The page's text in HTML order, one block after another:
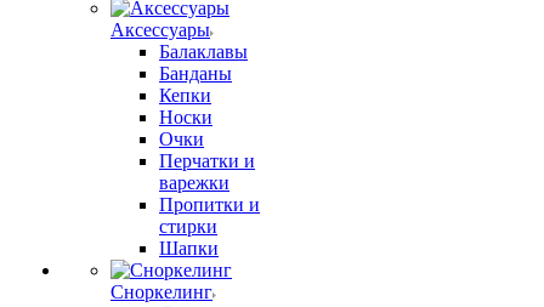
Аксессуары
Балаклавы
Банданы
Кепки
Носки
Очки
Перчатки и
варежки
Пропитки и
стирки
Шапки
Сноркелинг